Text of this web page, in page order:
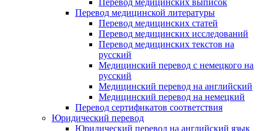
Перевод медицинской литературы
Перевод медицинских статей
Перевод медицинских исследований
Перевод медицинских текстов на
русский
Медицинский перевод с немецкого на
русский
Медицинский перевод на английский
Медицинский перевод на немецкий
Перевод сертификатов соответствия
Юридический перевод
Юридический перевод на английский язык